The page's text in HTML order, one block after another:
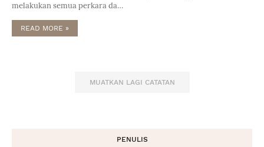
melakukan semua perkara da…
READ MORE »
MUATKAN LAGI CATATAN
PENULIS